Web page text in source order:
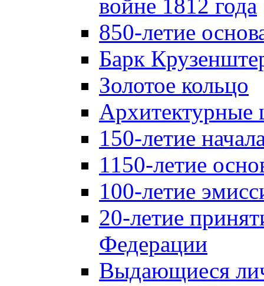
войне 1812 года
850-летие
Барк
Золотое кольцо
Архитектурные
150-летие
1150-летие
100-летие
20-летие
Федерации
Выдающиеся